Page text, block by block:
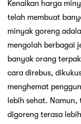
Kenaikan harga
telah membuat
minyak goreng
mengolah berbagai
banyak orang
cara direbus,
menghemat
lebih sehat.
digoreng terasa